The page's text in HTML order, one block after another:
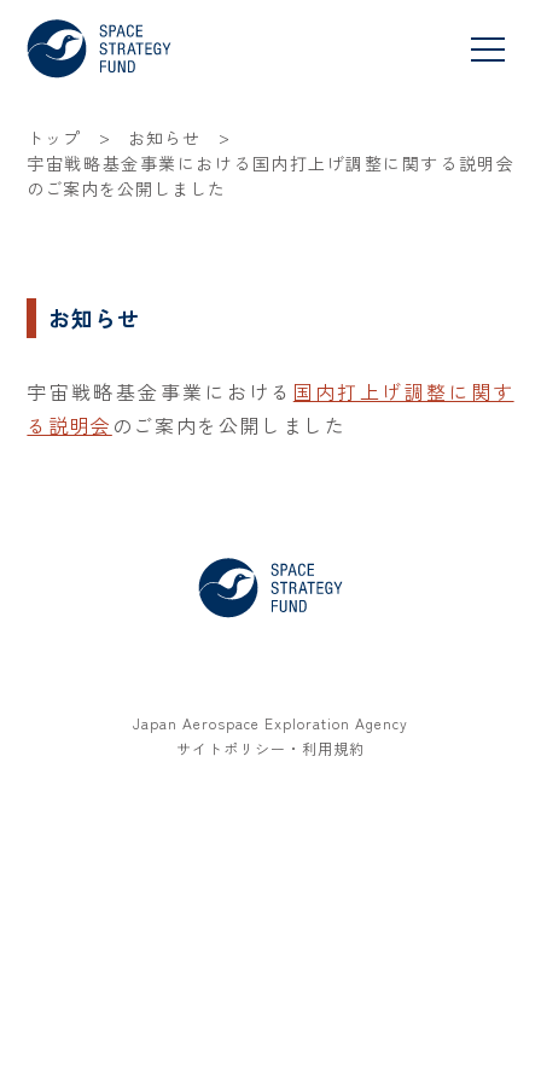
トップ > お知らせ
>
宇宙戦略基金事業における国内打上げ調整に関する説明会
のご案内を公開しました
お知らせ
宇宙戦略基金事業における 国内打上げ調整に関す
る説明会 のご案内を公開しました
Japan Aerospace Exploration Agency
サイトポリシー・利用規約